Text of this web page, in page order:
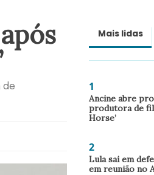
de
Mais lidas
1
Ancine abre
produtora de
Horse’
2
Lula sai em
em reunião no